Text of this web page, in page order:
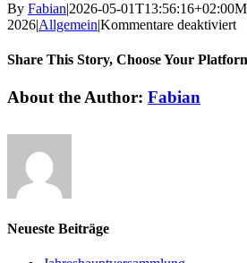
By Fabian|2026-05-01T13:56:16+02:00
2026|Allgemein|Kommentare deaktiviertfür
Share This Story, Choose Your
Facebook
Twitter
Reddit
LinkedIn
WhatsApp
Tumblr
Pinterest
Vk
Xing
Email
About the Author: Fabian
Neueste Beiträge